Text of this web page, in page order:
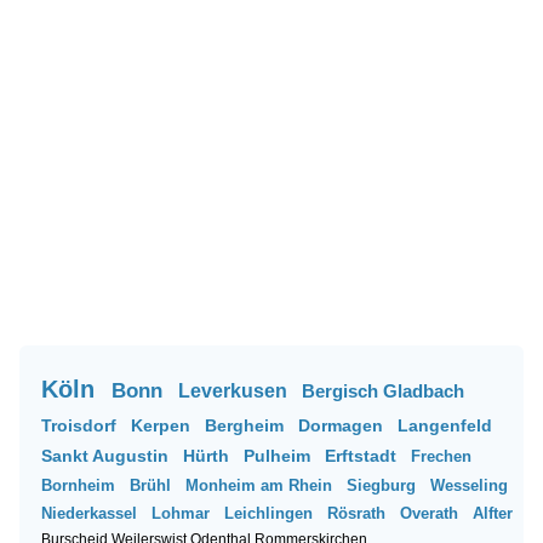
Köln Bonn Leverkusen Bergisch Gladbach
Troisdorf Kerpen Bergheim Dormagen
Langenfeld
Sankt Augustin
Hürth Pulheim Erftstadt
Frechen
Bornheim
Brühl Monheim am Rhein Siegburg
Wesseling
Niederkassel
Lohmar Leichlingen Rösrath Overath Alfter
Burscheid WeilerswistOdenthal Rommerskirchen